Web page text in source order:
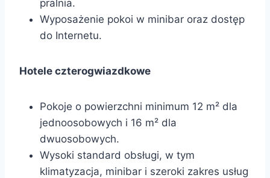
pralnia.
Wyposażenie pokoi w minibar oraz dostęp
do Internetu.
Hotele czterogwiazdkowe
Pokoje o powierzchni minimum 12 m² dla
jednoosobowych i 16 m² dla
dwuosobowych.
Wysoki standard obsługi, w tym
klimatyzacja, minibar i szeroki zakres usług